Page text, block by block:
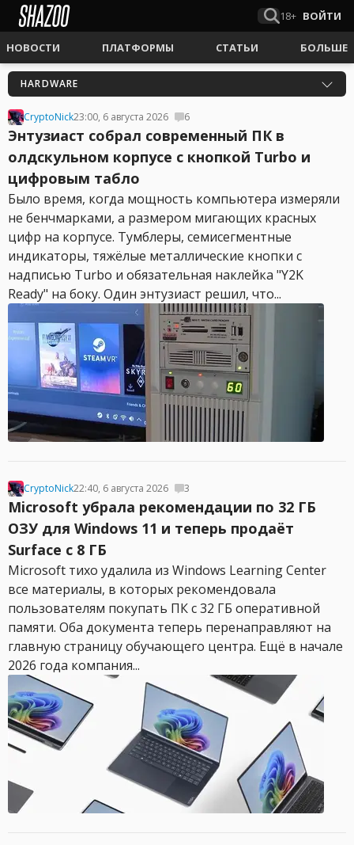
18+ ВОЙТИ
НОВОСТИ ПЛАТФОРМЫ СТАТЬИ БОЛЬШЕ
HARDWARE
CryptoNick23:00, 6 августа 2026 6
Энтузиаст собрал современный ПК в
олдскульном корпусе с кнопкой Turbo и
цифровым табло
Было время, когда мощность компьютера измеряли
не бенчмарками, а размером мигающих красных
цифр на корпусе. Тумблеры, семисегментные
индикаторы, тяжёлые металлические кнопки с
надписью Turbo и обязательная наклейка "Y2K
Ready" на боку. Один энтузиаст решил, что...
CryptoNick22:40, 6 августа 2026 3
Microsoft убрала рекомендации по 32 ГБ
ОЗУ для Windows 11 и теперь продаёт
Surface с 8 ГБ
Microsoft тихо удалила из Windows Learning Center
все материалы, в которых рекомендовала
пользователям покупать ПК с 32 ГБ оперативной
памяти. Оба документа теперь перенаправляют на
главную страницу обучающего центра. Ещё в начале
2026 года компания...